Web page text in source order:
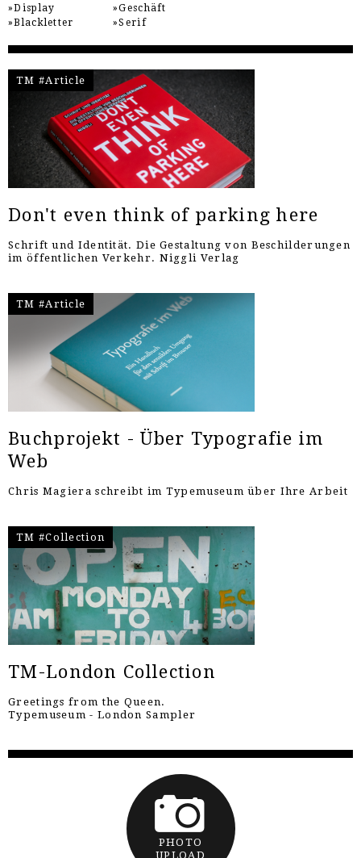
Display
Blackletter
Geschäft
Serif
TM #Article
Don't even think of parking here
Schrift und Identität. Die Gestaltung von Beschilderungen
im öffentlichen Verkehr. Niggli Verlag
TM #Article
Buchprojekt - Über Typografie im
Web
Chris Magiera schreibt im Typemuseum über Ihre Arbeit
TM #Collection
TM-London Collection
Greetings from the Queen.
Typemuseum - London Sampler
PHOTO
UPLOAD